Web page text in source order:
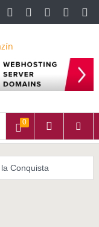
0
Conquista